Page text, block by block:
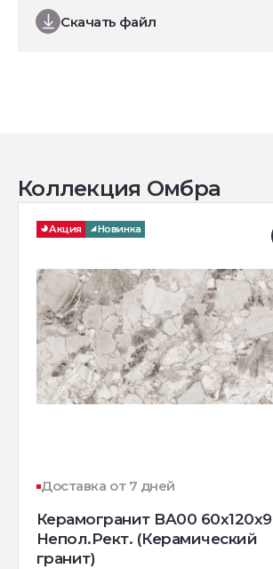
Скачать файл
Коллекция Омбра
Акция Новинка
Доставка от 7 дней
Керамогранит BA00 60x120x9
Непол.Рект. (Керамический
гранит)